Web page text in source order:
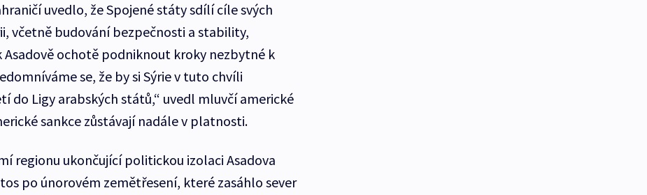
uvedlo, že Spojené státy sdílí cíle svých
včetně budování bezpečnosti a stability,
Asadově ochotě podniknout kroky nezbytné k
se, že by si Sýrie v tuto chvíli
do Ligy arabských států,“ uvedl mluvčí americké
sankce zůstávají nadále v platnosti.
regionu ukončující politickou izolaci Asadova
po únorovém zemětřesení, které zasáhlo sever